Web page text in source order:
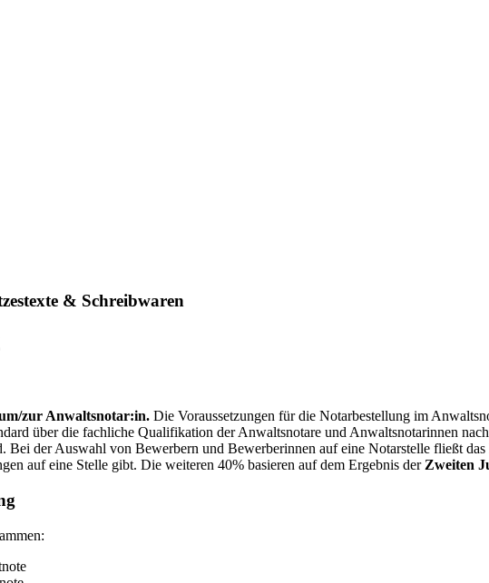
& Schreibwaren
zur Anwaltsnotar:in. Die Voraussetzungen für die Notarbestellung im
über die fachliche Qualifikation der Anwaltsnotare und Anwaltsnotarinnen
Bei der Auswahl von Bewerbern und Bewerberinnen auf eine Notarstelle fließt das
auf eine Stelle gibt. Die weiteren 40% basieren auf dem Ergebnis derZweiten